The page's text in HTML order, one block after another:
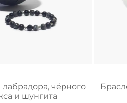
лабрадора, чёрного
и шунгита